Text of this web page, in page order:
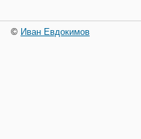
© Иван Евдокимов